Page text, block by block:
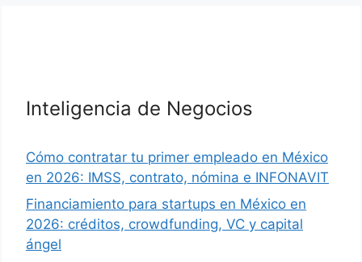
Inteligencia de Negocios
Cómo contratar tu primer empleado en México
en 2026: IMSS, contrato, nómina e INFONAVIT
Financiamiento para startups en México en
2026: créditos, crowdfunding, VC y capital
ángel